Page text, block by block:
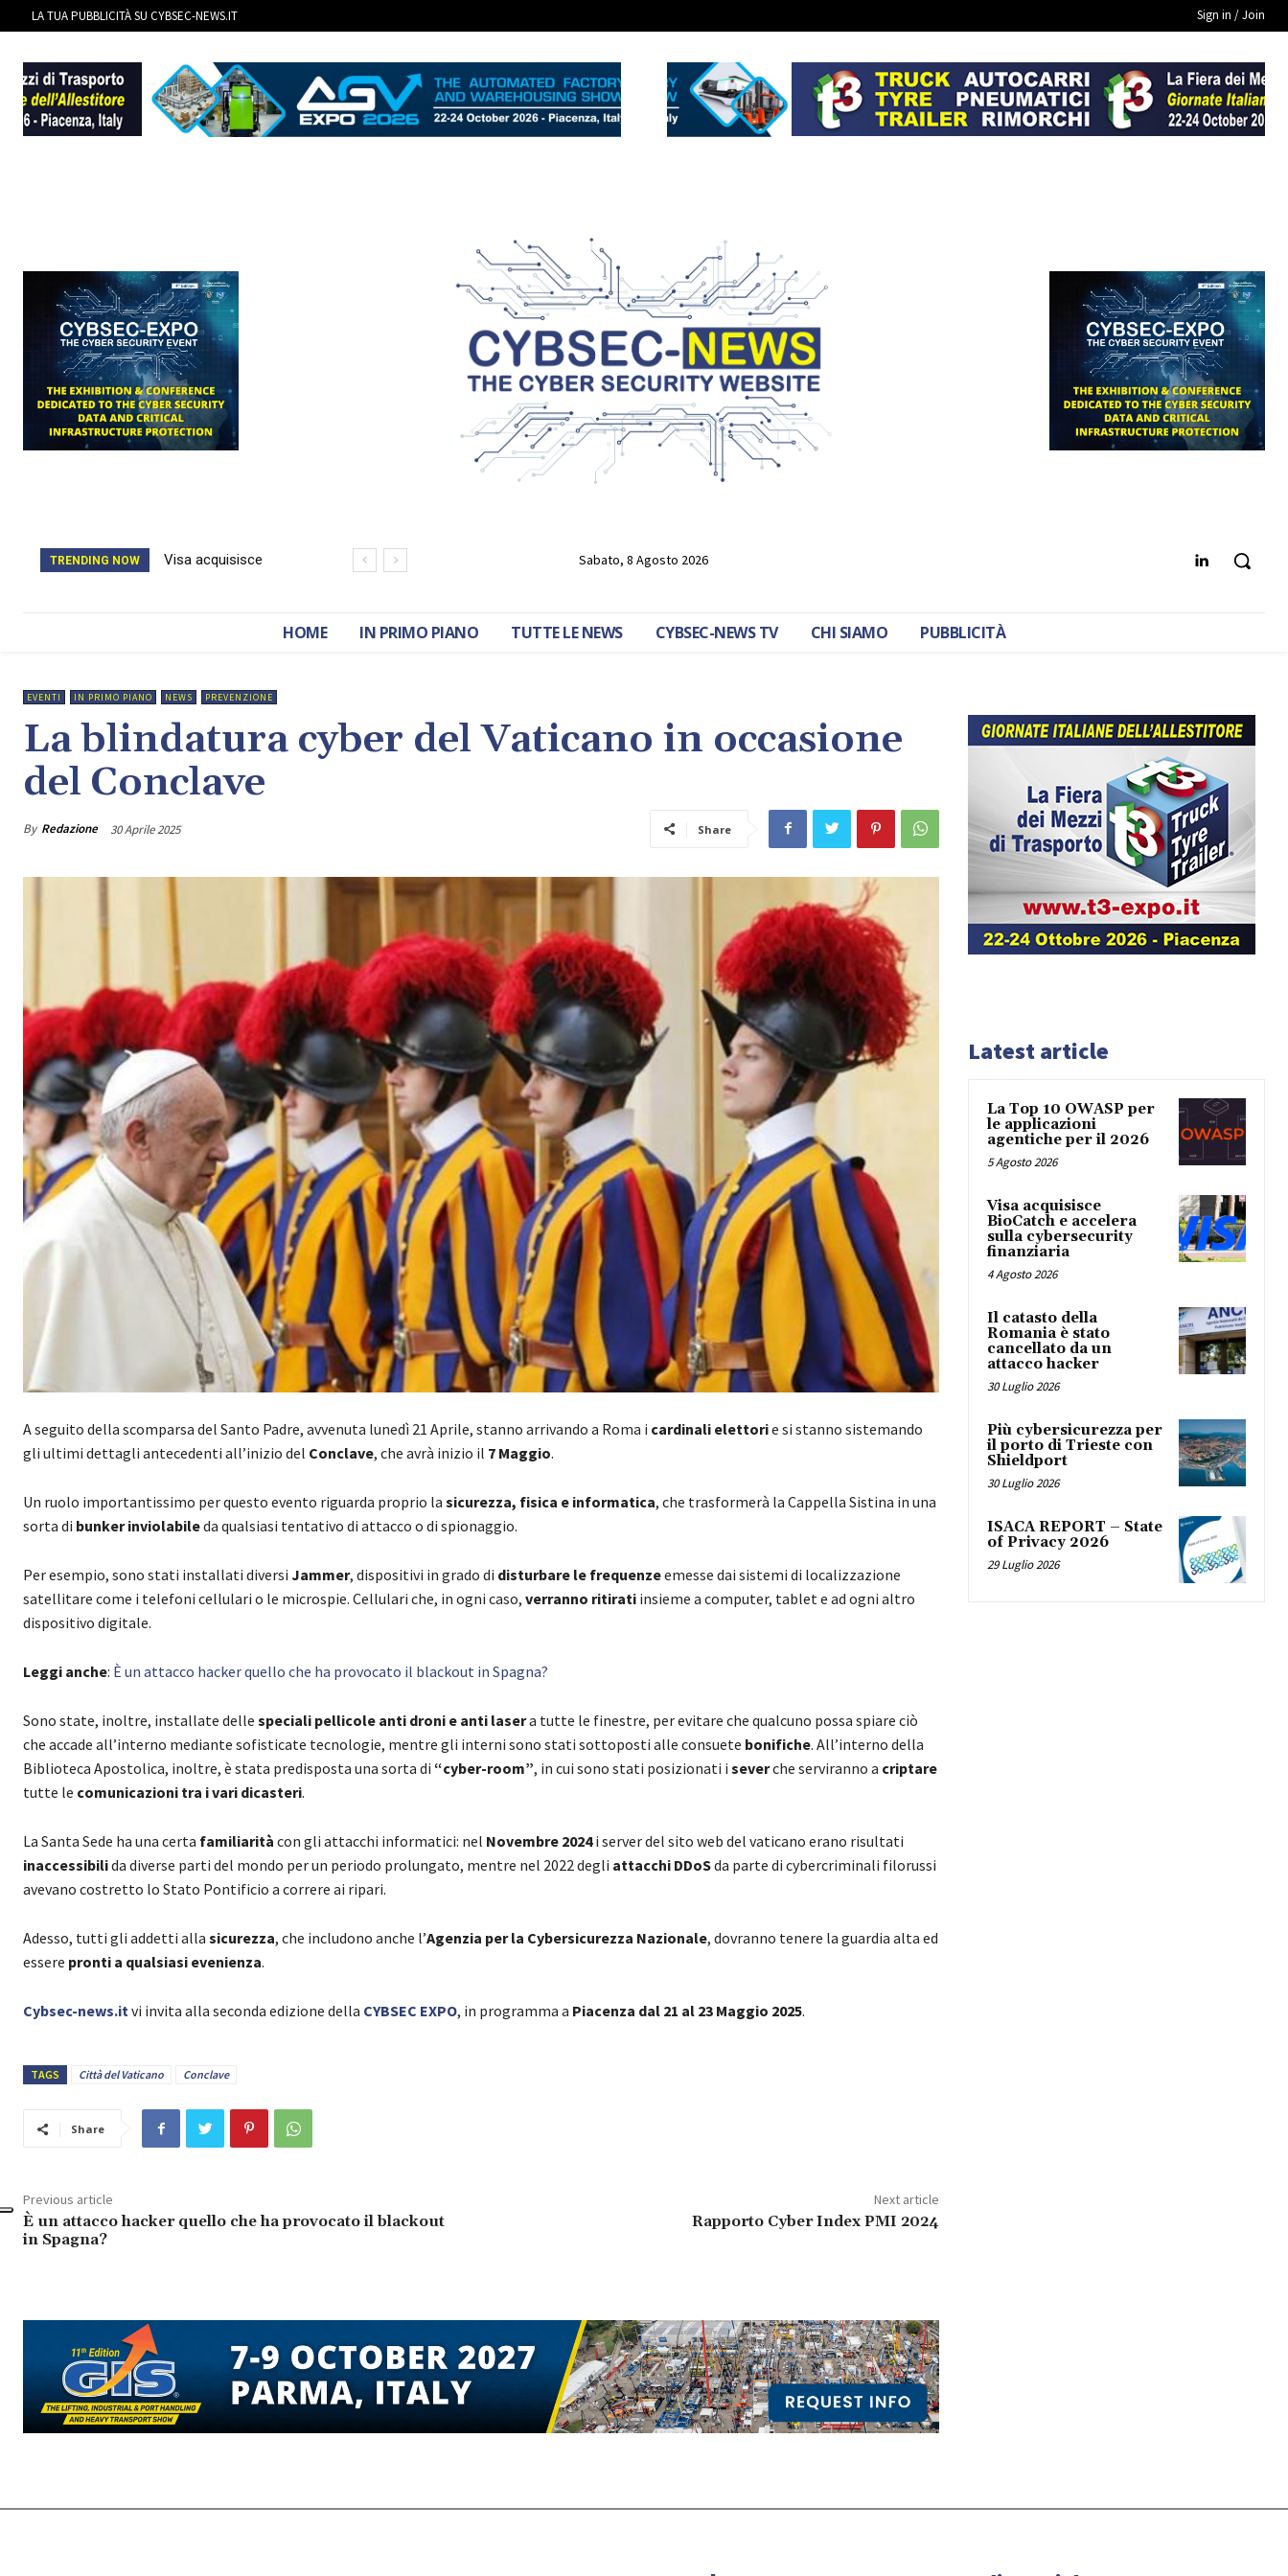
LA TUA PUBBLICITÀ SU CYBSEC-NEWS.IT Sign in / Join
TRENDING NOW
Visa acquisisce
Il catasto della
Sabato, 8 Agosto 2026
HOME IN PRIMO PIANO TUTTE LE NEWS CYBSEC-NEWS TV CHI SIAMO PUBBLICITÀ
EVENTI IN PRIMO PIANO NEWS PREVENZIONE
La blindatura cyber del Vaticano in occasione
del Conclave
By Redazione 30 Aprile 2025 Share
A seguito della scomparsa del Santo Padre, avvenuta lunedì 21 Aprile, stanno arrivando a Roma i cardinali elettorie si stanno sistemando
gli ultimi dettagli antecedenti all’inizio del Conclave, che avrà inizio il 7 Maggio.
Un ruolo importantissimo per questo evento riguarda proprio la sicurezza, fisica e informatica, che trasformerà la Cappella Sistina in una
sorta di bunker inviolabileda qualsiasi tentativo di attacco o di spionaggio.
Per esempio, sono stati installati diversi Jammer, dispositivi in grado di disturbare le frequenzeemesse dai sistemi di localizzazione
satellitare come i telefoni cellulari o le microspie. Cellulari che, in ogni caso, verranno ritirati insieme a computer, tablet e ad ogni altro
dispositivo digitale.
Leggi anche: È un attacco hacker quello che ha provocato il blackout in Spagna?
Sono state, inoltre, installate delle speciali pellicole anti droni e anti lasera tutte le finestre, per evitare che qualcuno possa spiare ciò
che accade all’interno mediante sofisticate tecnologie, mentre gli interni sono stati sottoposti alle consuete bonifiche. All’interno della
Biblioteca Apostolica, inoltre, è stata predisposta una sorta di “cyber-room”, in cui sono stati posizionati i severche serviranno a criptare
tutte le comunicazioni tra i vari dicasteri.
La Santa Sede ha una certa familiarità con gli attacchi informatici: nel Novembre 2024i server del sito web del vaticano erano risultati
inaccessibilida diverse parti del mondo per un periodo prolungato, mentre nel 2022 degli attacchi DDoSda parte di cybercriminali filorussi
avevano costretto lo Stato Pontificio a correre ai ripari.
Adesso, tutti gli addetti alla sicurezza, che includono anche l’Agenzia per la Cybersicurezza Nazionale, dovranno tenere la guardia alta ed
essere pronti a qualsiasi evenienza.
Cybsec-news.itvi invita alla seconda edizione della CYBSEC EXPO, in programma a Piacenza dal 21 al 23 Maggio 2025.
TAGS Città del Vaticano Conclave
Share
Previous article
È un attacco hacker quello che ha provocato il blackout
in Spagna?
Next article
Rapporto Cyber Index PMI 2024
Latest article
La Top 10 OWASP per
le applicazioni
agentiche per il 2026
5 Agosto 2026
Visa acquisisce
BioCatch e accelera
sulla cybersecurity
finanziaria
4 Agosto 2026
Il catasto della
Romania è stato
cancellato da un
attacco hacker
30 Luglio 2026
Più cybersicurezza per
il porto di Trieste con
Shieldport
30 Luglio 2026
ISACA REPORT – State
of Privacy 2026
29 Luglio 2026